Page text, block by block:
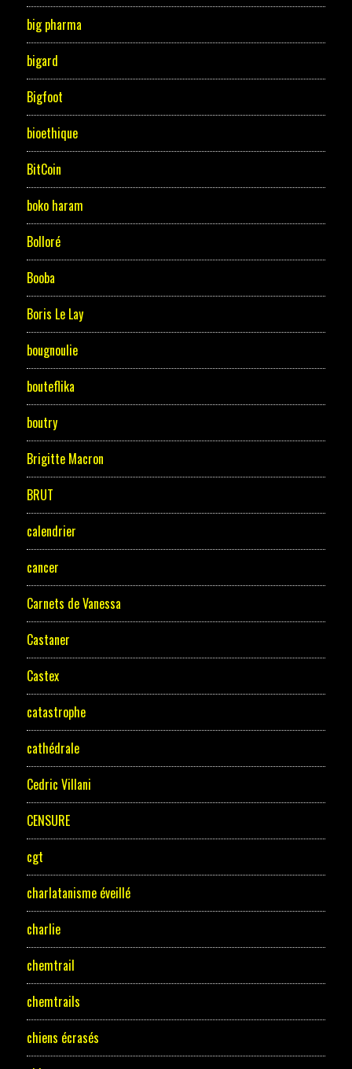
big pharma
bigard
Bigfoot
bioethique
BitCoin
boko haram
Bolloré
Booba
Boris Le Lay
bougnoulie
bouteflika
boutry
Brigitte Macron
BRUT
calendrier
cancer
Carnets de Vanessa
Castaner
Castex
catastrophe
cathédrale
Cedric Villani
CENSURE
cgt
charlatanisme éveillé
charlie
chemtrail
chemtrails
chiens écrasés